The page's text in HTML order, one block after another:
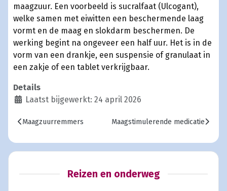
maagzuur. Een voorbeeld is sucralfaat (Ulcogant),
welke samen met eiwitten een beschermende laag
vormt en de maag en slokdarm beschermen. De
werking begint na ongeveer een half uur. Het is in de
vorm van een drankje, een suspensie of granulaat in
een zakje of een tablet verkrijgbaar.
Details
Laatst bijgewerkt: 24 april 2026
Vorig artikel: Maagzuurremmers
Maagzuurremmers Volgende artikel:
Maagstimulerende medicatie
Reizen en onderweg